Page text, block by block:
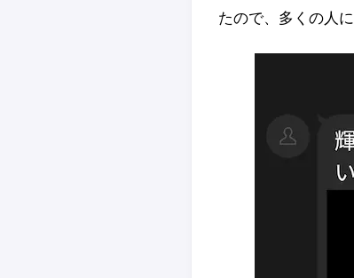
たので、多くの人